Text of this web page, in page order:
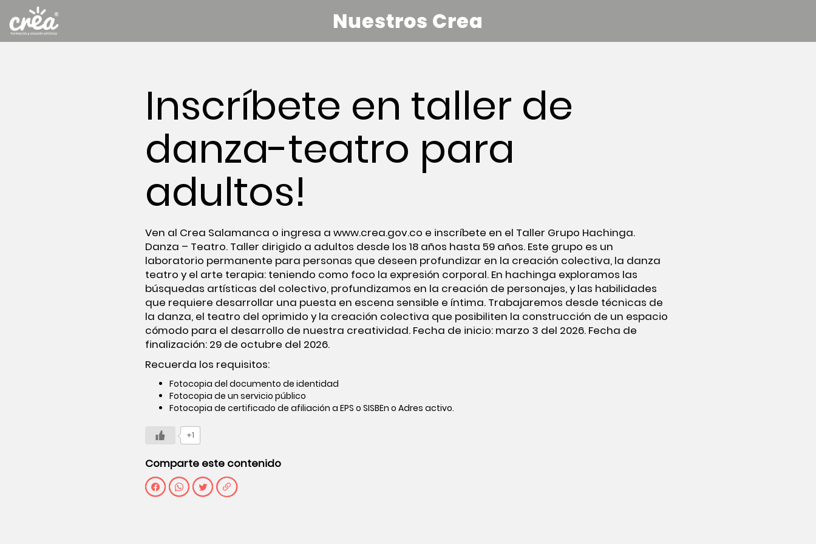
Nuestros Crea
Inscríbete en taller de
danza-teatro para
adultos!
Ven al Crea Salamanca o ingresa a www.crea.gov.co e inscríbete en el Taller Grupo Hachinga.
Danza – Teatro. Taller dirigido a adultos desde los 18 años hasta 59 años. Este grupo es un
laboratorio permanente para personas que deseen profundizar en la creación colectiva, la danza
teatro y el arte terapia: teniendo como foco la expresión corporal. En hachinga exploramos las
búsquedas artísticas del colectivo, profundizamos en la creación de personajes, y las habilidades
que requiere desarrollar una puesta en escena sensible e íntima. Trabajaremos desde técnicas de
la danza, el teatro del oprimido y la creación colectiva que posibiliten la construcción de un espacio
cómodo para el desarrollo de nuestra creatividad. Fecha de inicio: marzo 3 del 2026. Fecha de
finalización: 29 de octubre del 2026.
Recuerda los requisitos:
Fotocopia del documento de identidad
Fotocopia de un servicio público
Fotocopia de certificado de afiliación a EPS o SISBEn o Adres activo.
+1
Comparte este contenido